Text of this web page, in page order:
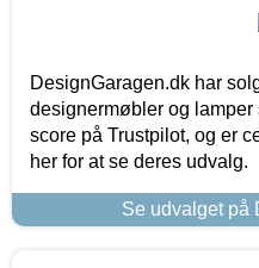
DesignGaragen.dk har
designermøbler og
score på Trustpilot, og er
her for at se deres udvalg.
Se udvalget på